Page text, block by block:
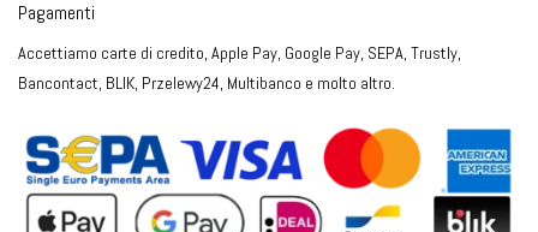
Pagamenti
Accettiamo carte di credito, Apple Pay, Google Pay, SEPA, Trustly,
Bancontact, BLIK, Przelewy24, Multibanco e molto altro.